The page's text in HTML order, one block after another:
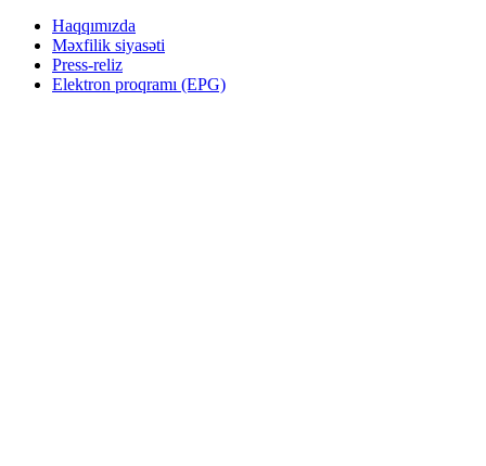
Haqqımızda
Məxfilik siyasəti
Press-reliz
Elektron proqramı (EPG)